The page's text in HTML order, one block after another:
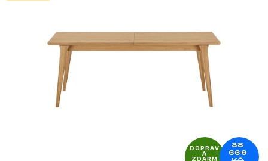
DOPRAV
A
ZDARM
38
669